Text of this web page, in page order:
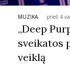
PSICHOLOGIJA
HOROSKOPAI
MUZIKA prieš 4
„Deep
sveikatos
veiklą